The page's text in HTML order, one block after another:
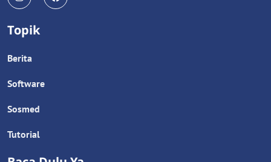
Topik
Berita
Software
Sosmed
Tutorial